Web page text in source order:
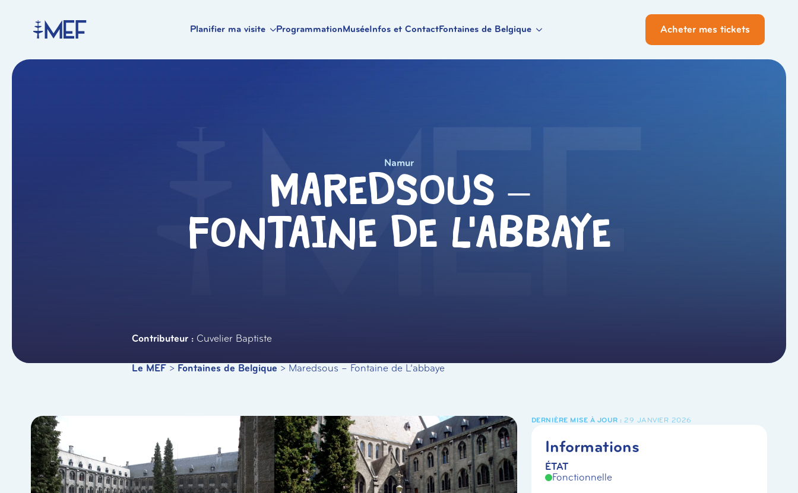
Planifier ma visite ProgrammationMuséeInfos et ContactFontaines de Belgique Acheter mes tickets
Namur
Maredsous –
Fontaine de L’abbaye
Cuvelier Baptiste
Le MEF > Fontaines de Belgique > Maredsous – Fontaine de L’abbaye
29 JANVIER 2026
Informations
ÉTAT
Fonctionnelle